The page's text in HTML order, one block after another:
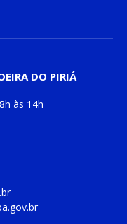
DO PIRIÁ
às 14h